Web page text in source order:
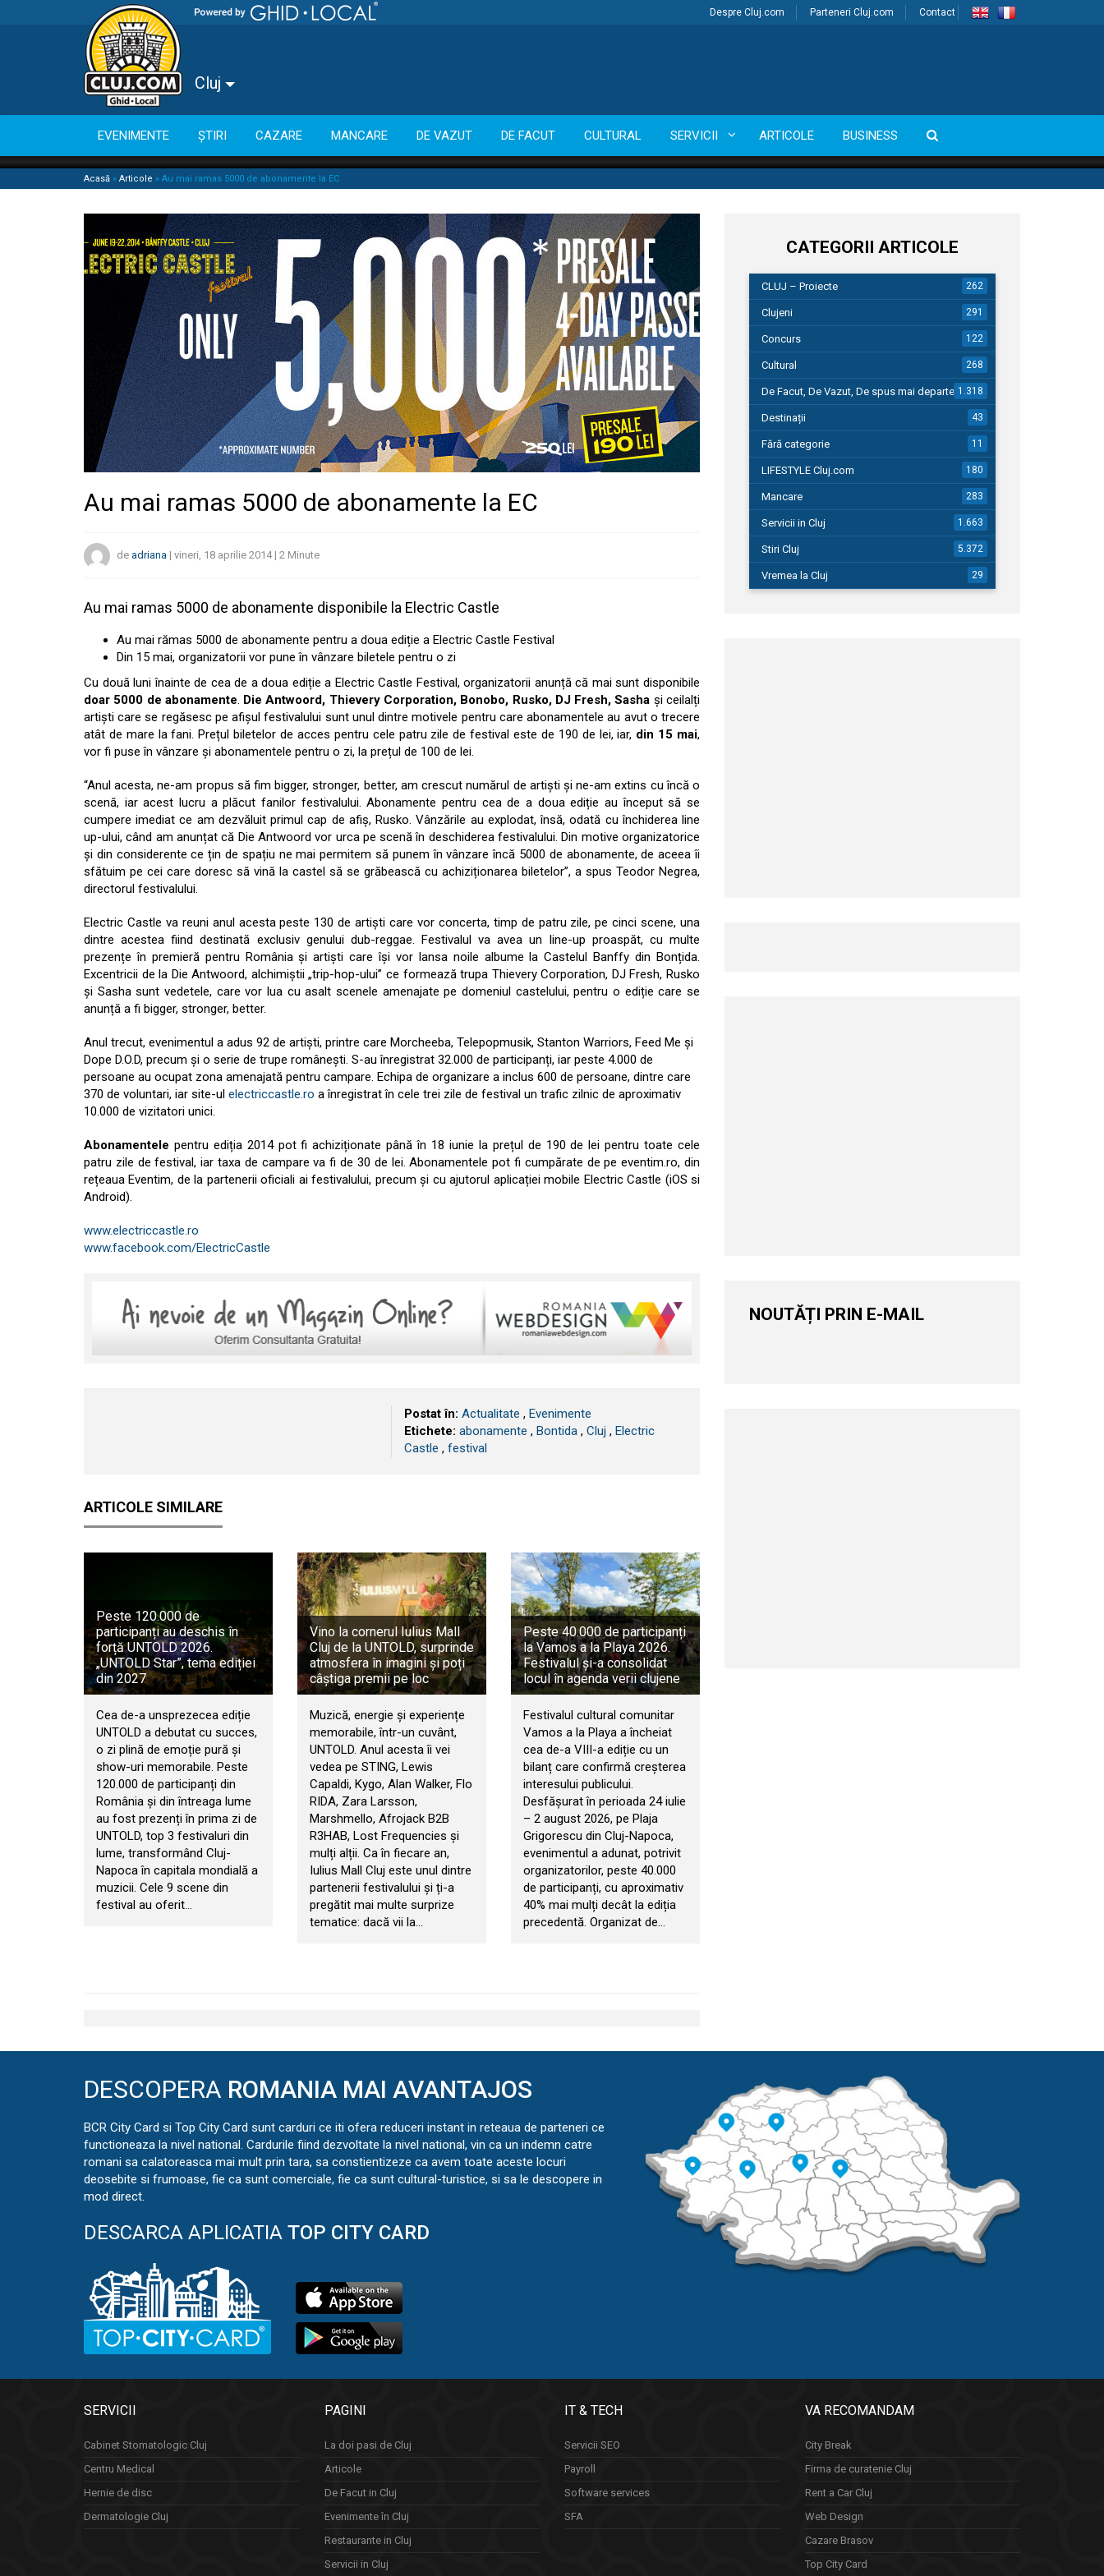
Despre Cluj.com Parteneri Cluj.com Contact
Cluj
EVENIMENTE ȘTIRI CAZARE MANCARE DE VAZUT DE FACUT CULTURAL SERVICII ARTICOLE BUSINESS
Acasă » Articole » Au mai ramas 5000 de abonamente la EC
Au mai ramas 5000 de abonamente la EC
de adriana | vineri, 18 aprilie 2014| 2 Minute
Au mai ramas 5000 de abonamente disponibile la Electric Castle
Au mai rămas 5000 de abonamente pentru a doua ediție a Electric Castle Festival
Din 15 mai, organizatorii vor pune în vânzare biletele pentru o zi
Cu două luni înainte de cea de a doua ediție a Electric Castle Festival, organizatorii anunță că mai sunt disponibile
doar 5000 de abonamente. Die Antwoord, Thievery Corporation, Bonobo, Rusko, DJ Fresh, Sasha și ceilalți
artiști care se regăsesc pe afișul festivalului sunt unul dintre motivele pentru care abonamentele au avut o trecere
atât de mare la fani. Prețul biletelor de acces pentru cele patru zile de festival este de 190 de lei, iar, din 15 mai,
vor fi puse în vânzare și abonamentele pentru o zi, la prețul de 100 de lei.
“Anul acesta, ne-am propus să fim bigger, stronger, better, am crescut numărul de artiști și ne-am extins cu încă o
scenă, iar acest lucru a plăcut fanilor festivalului. Abonamente pentru cea de a doua ediție au început să se
cumpere imediat ce am dezvăluit primul cap de afiș, Rusko. Vânzările au explodat, însă, odată cu închiderea line
up-ului, când am anunțat că Die Antwoord vor urca pe scenă în deschiderea festivalului. Din motive organizatorice
și din considerente ce țin de spațiu ne mai permitem să punem în vânzare încă 5000 de abonamente, de aceea îi
sfătuim pe cei care doresc să vină la castel să se grăbească cu achiziționarea biletelor”, a spus Teodor Negrea,
directorul festivalului.
Electric Castle va reuni anul acesta peste 130 de artiști care vor concerta, timp de patru zile, pe cinci scene, una
dintre acestea fiind destinată exclusiv genului dub-reggae. Festivalul va avea un line-up proaspăt, cu multe
prezențe în premieră pentru România și artiști care își vor lansa noile albume la Castelul Banffy din Bonțida.
Excentricii de la Die Antwoord, alchimiștii „trip-hop-ului” ce formează trupa Thievery Corporation, DJ Fresh, Rusko
și Sasha sunt vedetele, care vor lua cu asalt scenele amenajate pe domeniul castelului, pentru o ediție care se
anunță a fi bigger, stronger, better.
Anul trecut, evenimentul a adus 92 de artiști, printre care Morcheeba, Telepopmusik, Stanton Warriors, Feed Me și
Dope D.O.D, precum și o serie de trupe românești. S-au înregistrat 32.000 de participanți, iar peste 4.000 de
persoane au ocupat zona amenajată pentru campare. Echipa de organizare a inclus 600 de persoane, dintre care
370 de voluntari, iar site-ul electriccastle.ro a înregistrat în cele trei zile de festival un trafic zilnic de aproximativ
10.000 de vizitatori unici.
Abonamentele pentru ediția 2014 pot fi achiziționate până în 18 iunie la prețul de 190 de lei pentru toate cele
patru zile de festival, iar taxa de campare va fi de 30 de lei. Abonamentele pot fi cumpărate de pe eventim.ro, din
rețeaua Eventim, de la partenerii oficiali ai festivalului, precum și cu ajutorul aplicației mobile Electric Castle (iOS si
Android).
www.electriccastle.ro
www.facebook.com/ElectricCastle
Postat în: Actualitate , Evenimente
Etichete: abonamente , Bontida , ​Cluj , Electric
Castle , festival
ARTICOLE SIMILARE
Peste 120.000 de
participanți au deschis în
forță UNTOLD 2026.
„UNTOLD Star”, tema ediției
din 2027
Cea de-a unsprezecea ediție
UNTOLD a debutat cu succes,
o zi plină de emoție pură și
show-uri memorabile. Peste
120.000 de participanți din
România și din întreaga lume
au fost prezenți în prima zi de
UNTOLD, top 3 festivaluri din
lume, transformând Cluj-
Napoca în capitala mondială a
muzicii. Cele 9 scene din
festival au oferit…
Vino la cornerul Iulius Mall
Cluj de la UNTOLD, surprinde
atmosfera în imagini și poți
câștiga premii pe loc
Muzică, energie și experiențe
memorabile, într-un cuvânt,
UNTOLD. Anul acesta îi vei
vedea pe STING, Lewis
Capaldi, Kygo, Alan Walker, Flo
RIDA, Zara Larsson,
Marshmello, Afrojack B2B
R3HAB, Lost Frequencies și
mulți alții. Ca în fiecare an,
Iulius Mall Cluj este unul dintre
partenerii festivalului și ți-a
pregătit mai multe surprize
tematice: dacă vii la…
Peste 40.000 de participanți
la Vamos a la Playa 2026.
Festivalul și-a consolidat
locul în agenda verii clujene
Festivalul cultural comunitar
Vamos a la Playa a încheiat
cea de-a VIII-a ediție cu un
bilanț care confirmă creșterea
interesului publicului.
Desfășurat în perioada 24 iulie
– 2 august 2026, pe Plaja
Grigorescu din Cluj-Napoca,
evenimentul a adunat, potrivit
organizatorilor, peste 40.000
de participanți, cu aproximativ
40% mai mulți decât la ediția
precedentă. Organizat de…
CATEGORII ARTICOLE
CLUJ – Proiecte 262
Clujeni 291
Concurs 122
Cultural 268
De Facut, De Vazut, De spus mai departe…1.318
Destinații 43
Fără categorie 11
LIFESTYLE Cluj.com 180
Mancare 283
Servicii in Cluj 1.663
Stiri Cluj 5.372
Vremea la Cluj 29
NOUTĂȚI PRIN E-MAIL
DESCOPERA ROMANIA MAI AVANTAJOS
BCR City Card si Top City Card sunt carduri ce iti ofera reduceri instant in reteaua de parteneri ce
functioneaza la nivel national. Cardurile fiind dezvoltate la nivel national, vin ca un indemn catre
romani sa calatoreasca mai mult prin tara, sa constientizeze ca avem toate aceste locuri
deosebite si frumoase, fie ca sunt comerciale, fie ca sunt cultural-turistice, si sa le descopere in
mod direct.
DESCARCA APLICATIA TOP CITY CARD
SERVICII
Cabinet Stomatologic Cluj
Centru Medical
Hernie de disc
Dermatologie Cluj
PAGINI
La doi pasi de Cluj
Articole
De Facut in Cluj
Evenimente în Cluj
Restaurante in Cluj
Servicii in Cluj
IT & TECH
Servicii SEO
Payroll
Software services
SFA
VA RECOMANDAM
City Break
Firma de curatenie Cluj
Rent a Car Cluj
Web Design
Cazare Brasov
Top City Card